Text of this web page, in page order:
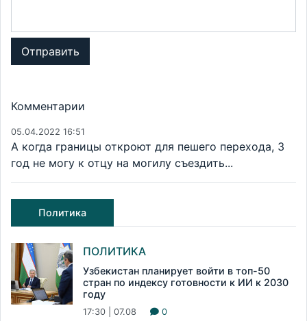
Отправить
Комментарии
05.04.2022 16:51
А когда границы откроют для пешего перехода, 3
год не могу к отцу на могилу съездить...
Политика
ПОЛИТИКА
Узбекистан планирует войти в топ-50
стран по индексу готовности к ИИ к 2030
году
17:30 | 07.08 0